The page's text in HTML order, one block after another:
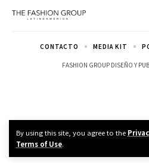
By using this site, you agree to the
Terms of Use.
FASHION GROUP DISEÑO Y
CONTACTO MEDIA KIT